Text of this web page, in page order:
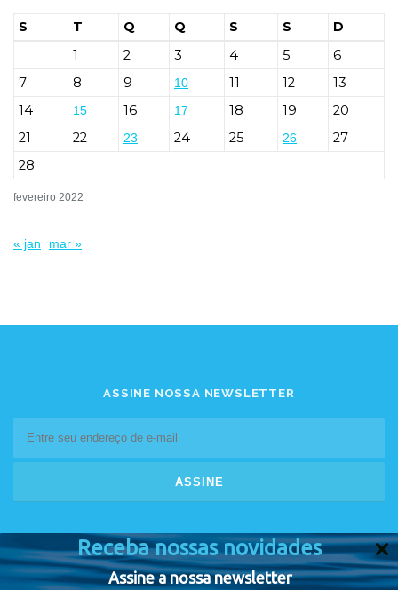
Receba nossas novidades
Assine a nossa newsletter
fevereiro 2022
S T Q Q S S
D
1
2 3 4 5
6
7
8 9 10 11 12
13
14
15 16 17 18 19
20
21
22 23 24 25 26
27
28
« jan mar »
ASSINE NOSSA NEWSLETTER